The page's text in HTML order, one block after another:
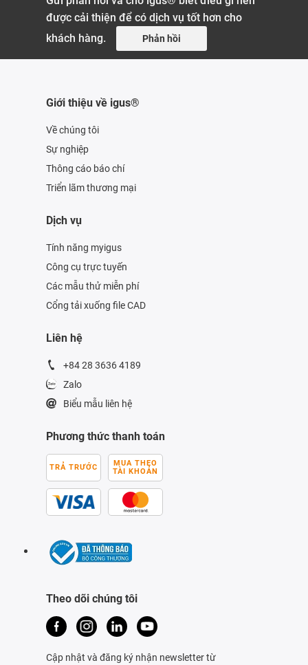
được cải thiện để có dịch vụ tốt hơn cho
khách hàng.
Phản hồi
Giới thiệu về igus®
Về chúng tôi
Sự nghiệp
Thông cáo báo chí
Triển lãm thương mại
Dịch vụ
Tính năng myigus
Công cụ trực tuyến
Các mẫu thử miễn phí
Cổng tải xuống file CAD
Liên hệ
+84 28 3636 4189
Zalo
Biểu mẫu liên hệ
Phương thức thanh toán
TRẢ TRƯỚC
MUA THEO
TÀI KHOẢN
Theo dõi chúng tôi
Cập nhật và đăng ký nhận newsletter từ